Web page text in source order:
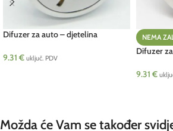
Difuzer za auto – djetelina
9.31 € uključ. PDV
NEMA
Difuzer
9.31 €
Možda će Vam se također